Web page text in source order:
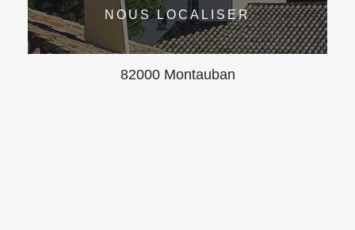
NOUS LOCALISER
82000 Montauban